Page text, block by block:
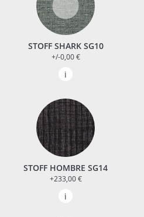
STOFF SHARK SG10
+/-0,00 €
STOFF HOMBRE SG14
+233,00 €